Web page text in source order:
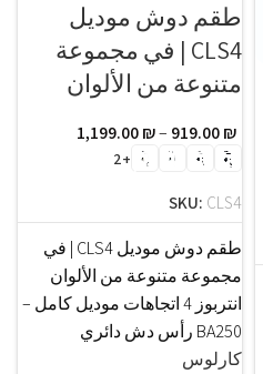
طقم دوش موديل
CLS4 | في مجموعة
متنوعة من الألوان
كارلوس
919.00₪
–
1,199.00₪
+2
SKU: CLS4
طقم دوش موديل CLS4 | في
مجموعة متنوعة من الألوان
انتربوز 4 اتجاهات موديل كامل –
BA250 رأس دش دائري